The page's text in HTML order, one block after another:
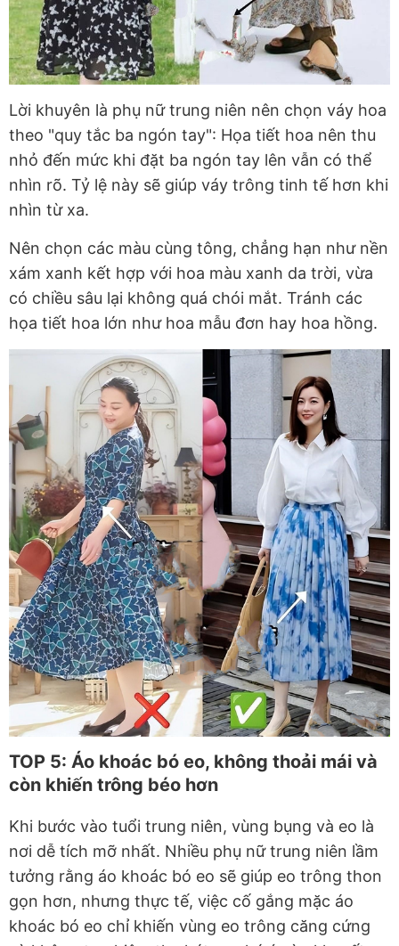
Lời khuyên là phụ nữ trung niên nên chọn váy hoa
theo "quy tắc ba ngón tay": Họa tiết hoa nên thu
nhỏ đến mức khi đặt ba ngón tay lên vẫn có thể
nhìn rõ. Tỷ lệ này sẽ giúp váy trông tinh tế hơn khi
nhìn từ xa.
Nên chọn các màu cùng tông, chẳng hạn như nền
xám xanh kết hợp với hoa màu xanh da trời, vừa
có chiều sâu lại không quá chói mắt. Tránh các
họa tiết hoa lớn như hoa mẫu đơn hay hoa hồng.
TOP 5: Áo khoác bó eo, không thoải mái và
còn khiến trông béo hơn
Khi bước vào tuổi trung niên, vùng bụng và eo là
nơi dễ tích mỡ nhất. Nhiều phụ nữ trung niên lầm
tưởng rằng áo khoác bó eo sẽ giúp eo trông thon
gọn hơn, nhưng thực tế, việc cố gắng mặc áo
khoác bó eo chỉ khiến vùng eo trông căng cứng